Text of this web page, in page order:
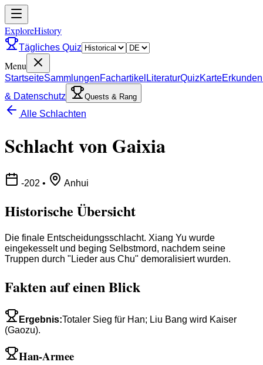
ExploreHistory
Tägliches Quiz
Menu
StartseiteSammlungenFachartikel LiteraturQuizKarteErkunden
& Datenschutz
Quests & Rang
Alle Schlachten
Schlacht von Gaixia
-202 • Anhui
Historische Übersicht
Die finale Entscheidungsschlacht. Xiang Yu wurde
eingekesselt und beging Selbstmord, nachdem seine
Truppen durch "Lieder aus Chu" demoralisiert wurden.
Fakten auf einen Blick
Ergebnis:Totaler Sieg für Han; Liu Bang wird Kaiser
(Gaozu).
Han-Armee